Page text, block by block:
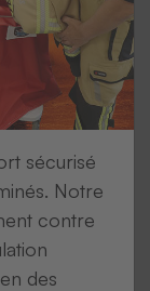
sécurisé
Notre
contre
des